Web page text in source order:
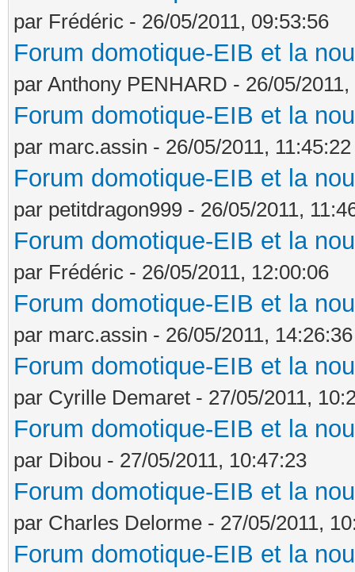
par Frédéric - 26/05/2011, 09:53:56
Forum domotique-EIB et la
par Anthony PENHARD - 26/05/
Forum domotique-EIB et la
par marc.assin - 26/05/2011, 11:45:22
Forum domotique-EIB et la
par petitdragon999 - 26/05/2011,
Forum domotique-EIB et la
par Frédéric - 26/05/2011, 12:00:06
Forum domotique-EIB et la
par marc.assin - 26/05/2011, 14:26:36
Forum domotique-EIB et la
par Cyrille Demaret - 27/05/2011,
Forum domotique-EIB et la
par Dibou - 27/05/2011, 10:47:23
Forum domotique-EIB et la
par Charles Delorme - 27/05/2011,
Forum domotique-EIB et la